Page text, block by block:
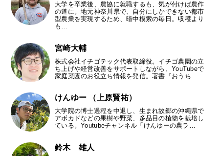
大学を卒業後、農協に就職するも、気が付けば農作
の道に。地元神奈川県で、自分にしかできない都市
型農業を実現するため、暗中模索の毎日。収穫より
も…
宮崎大輔
株式会社イチゴテック代表取締役。イチゴ農園の立
ち上げや経営改善をサポートしながら、YouTubeで
家庭菜園のお役立ち情報を発信。著書『おうち…
けんゆー （上原賢祐）
大学院の博士過程を中退し、生まれ故郷の沖縄県で
アボカドなどの果樹や野菜、多品目の植物を栽培し
ている。Youtubeチャンネル「けんゆーの農ラ…
鈴木 雄人